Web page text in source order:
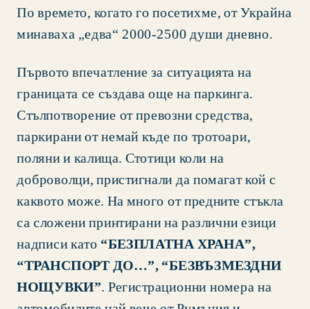
По времето, когато го посетихме, от Украйна
минаваха „едва“ 2000-2500 души дневно.
Първото впечатление за ситуацията на
границата се създава още на паркинга.
Стълпотворение от превозни средства,
паркирани от немай къде по тротоари,
поляни и калища. Стотици коли на
доброволци, пристигнали да помагат кой с
каквото може. На много от предните стъкла
са сложени принтирани на различни езици
надписи като “БЕЗПЛАТНА ХРАНА”,
“ТРАНСПОРТ ДО…”, “БЕЗВЪЗМЕЗДНИ
НОЩУВКИ”. Регистрационни номера на